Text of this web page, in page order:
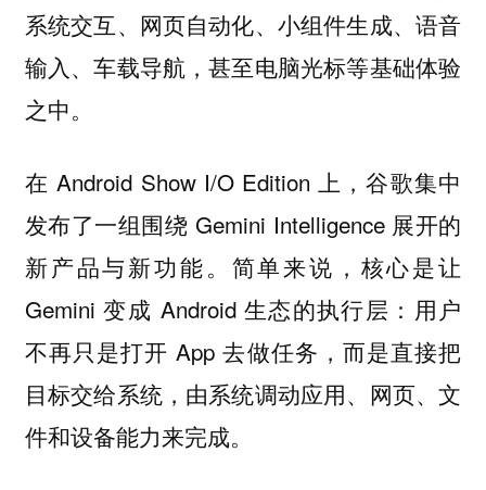
系统交互、网页自动化、小组件生成、语音
输入、车载导航，甚至电脑光标等基础体验
之中。
在 Android Show I/O Edition 上，谷歌集中
发布了一组围绕 Gemini Intelligence 展开的
新产品与新功能。简单来说，核心是让
Gemini 变成 Android 生态的执行层：用户
不再只是打开 App 去做任务，而是直接把
目标交给系统，由系统调动应用、网页、文
件和设备能力来完成。